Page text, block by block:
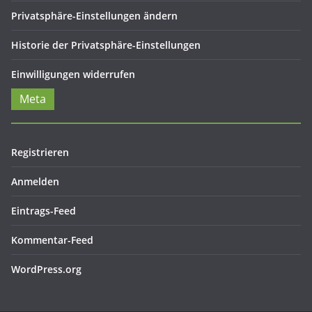
Privatsphäre-Einstellungen ändern
Historie der Privatsphäre-Einstellungen
Einwilligungen widerrufen
Meta
Registrieren
Anmelden
Eintrags-Feed
Kommentar-Feed
WordPress.org